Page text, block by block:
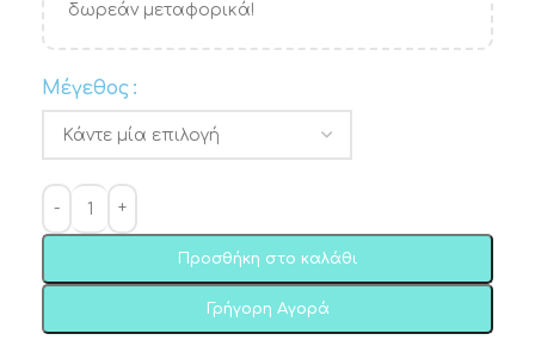
δωρεάν μεταφορικά!
Μέγεθος
Προσθήκη στο καλάθι
Γρήγορη Αγορά